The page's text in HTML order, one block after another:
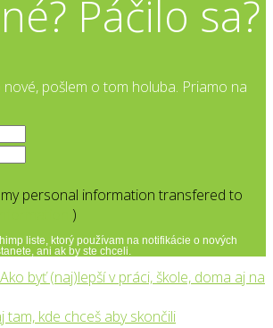
Páčilo sa?
pošlem o tom holuba. Priamo na
personal information transfered to
)
liste, ktorý používam na notifikácie o nových
ani ak by ste chceli.
byť (naj)lepší v práci, škole, doma aj na
tam, kde chceš aby skončili